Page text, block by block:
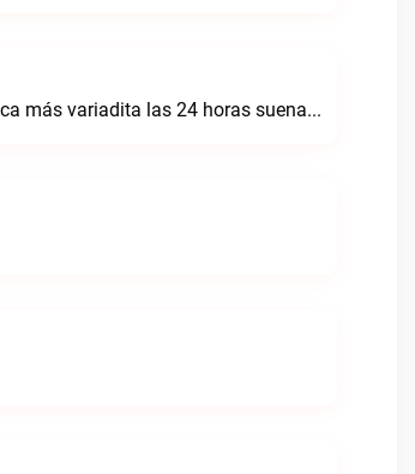
La asunta escúchanos la música más variadita las 24 horas suena mejorRadio Sabor Latino live